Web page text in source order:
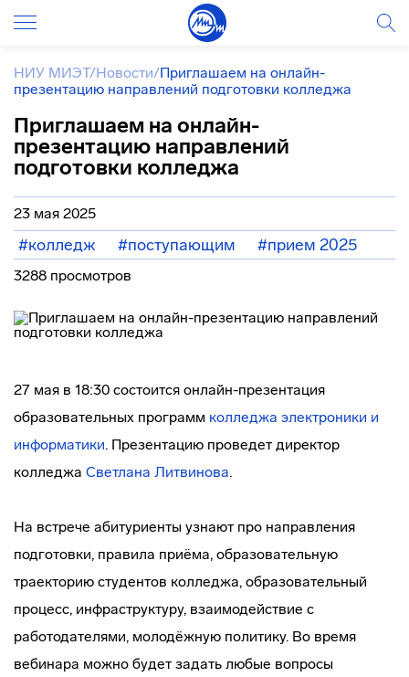
НИУ МИЭТ/Новости/Приглашаем на онлайн-
презентацию направлений подготовки колледжа
Приглашаем на онлайн-
презентацию направлений
подготовки колледжа
23 мая 2025
#колледж #поступающим #прием 2025
3288 просмотров
27 мая в 18:30 состоится онлайн-презентация
образовательных программ колледжа электроники и
информатики. Презентацию проведет директор
колледжа Светлана Литвинова.
На встрече абитуриенты узнают про направления
подготовки, правила приёма, образовательную
траекторию студентов колледжа, образовательный
процесс, инфраструктуру, взаимодействие с
работодателями, молодёжную политику. Во время
вебинара можно будет задать любые вопросы